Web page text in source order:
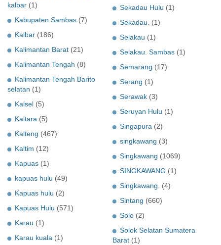
kalbar (1)
Kabupaten Sambas (7)
Kalbar (186)
Kalimantan Barat (21)
Kalimantan Tengah (8)
Kalimantan Tengah Barito
selatan (1)
Kalsel (5)
Kaltara (5)
Kalteng (467)
Kaltim (12)
Kapuas (1)
kapuas hulu (49)
Kapuas hulu (2)
Kapuas Hulu (571)
Karau (1)
Karau kuala (1)
Sekadau Hulu (1)
Sekadau. (1)
Selakau (1)
Selakau. Sambas (1)
Semarang (17)
Serang (1)
Serawak (3)
Seruyan Hulu (1)
Singapura (2)
singkawang (3)
Singkawang (1069)
SINGKAWANG (1)
Singkawang. (4)
Sintang (660)
Solo (2)
Solok Selatan Sumatera
Barat (1)